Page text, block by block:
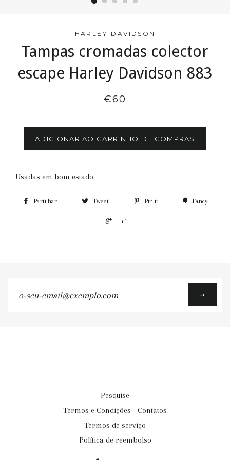
HARLEY-DAVIDSON
Tampas cromadas colector
escape Harley Davidson 883
€60
ADICIONAR AO CARRINHO DE COMPRAS
Usadas em bom estado
Partilhar Tweet Pin it Fancy
+1
Pesquise
Termos e Condições - Contatos
Termos de serviço
Política de reembolso